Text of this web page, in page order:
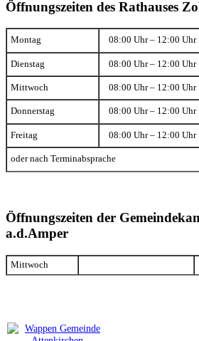
Öffnungszeiten des Rathauses
Montag 08:00 Uhr – 12:00 Uhr
Dienstag 08:00 Uhr – 12:00 Uhr
Mittwoch 08:00 Uhr – 12:00 Uhr
Donnerstag 08:00 Uhr – 12:00 Uhr
Freitag 08:00 Uhr – 12:00 Uhr
oder nach Terminabsprache
Öffnungszeiten der
a.d.Amper
Mittwoch